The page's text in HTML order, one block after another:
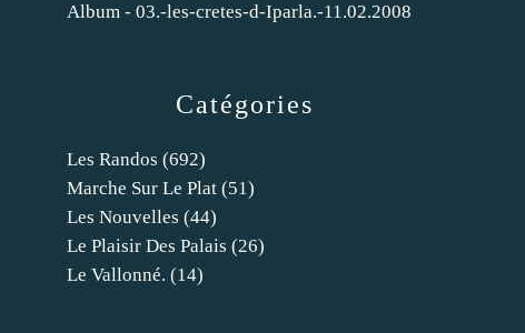
Catégories
Les Randos (692)
Marche Sur Le Plat (51)
Les Nouvelles (44)
Le Plaisir Des Palais (26)
Le Vallonné. (14)
Album - 03.-les-cretes-d-Iparla.-11.02.2008